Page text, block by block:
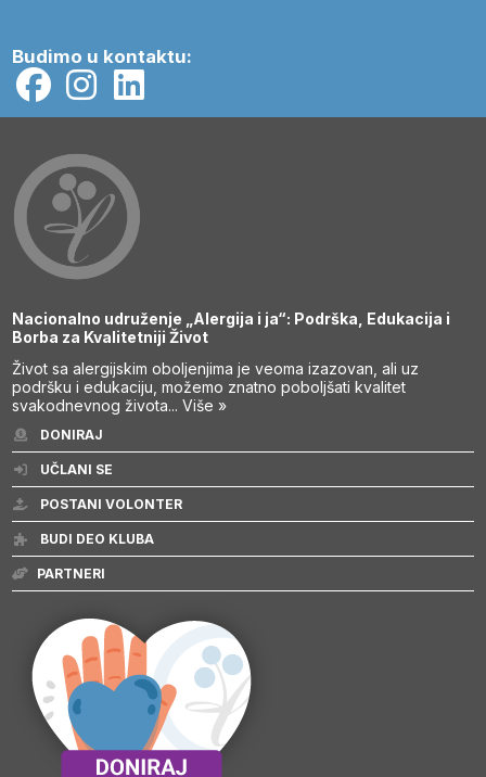
Budimo u kontaktu:
Nacionalno udruženje „Alergija i ja“: Podrška, Edukacija i
Borba za Kvalitetniji Život
Život sa alergijskim oboljenjima je veoma izazovan, ali uz
podršku i edukaciju, možemo znatno poboljšati kvalitet
svakodnevnog života...Više »
DONIRAJ
UČLANI SE
POSTANI VOLONTER
BUDI DEO KLUBA
PARTNERI